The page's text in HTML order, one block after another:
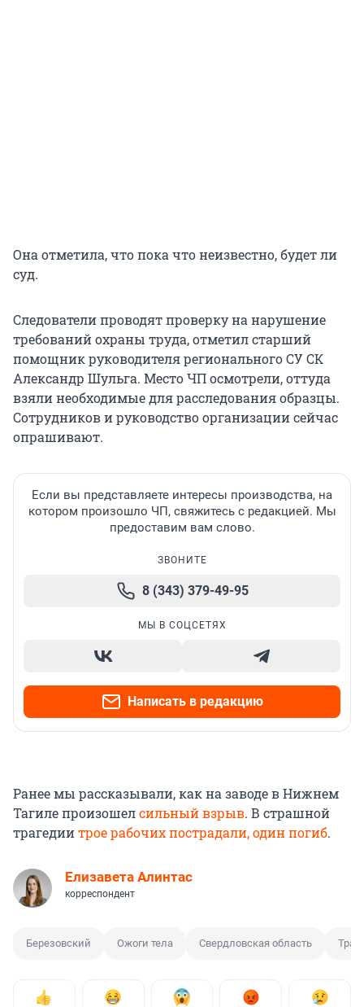
Она отметила, что пока что неизвестно, будет ли
суд.
Следователи проводят проверку на нарушение
требований охраны труда, отметил старший
помощник руководителя регионального СУ СК
Александр Шульга. Место ЧП осмотрели, оттуда
взяли необходимые для расследования образцы.
Сотрудников и руководство организации сейчас
опрашивают.
Если вы представляете интересы производства, на
котором произошло ЧП, свяжитесь с редакцией. Мы
предоставим вам слово.
ЗВОНИТЕ
8 (343) 379-49-95
МЫ В СОЦСЕТЯХ
Написать в редакцию
Ранее мы рассказывали, как на заводе в Нижнем
Тагиле произошелсильный взрыв. В страшной
трагедиитрое рабочих пострадали, один погиб.
Елизавета Алинтас
корреспондент
Березовский Ожоги тела Свердловская область